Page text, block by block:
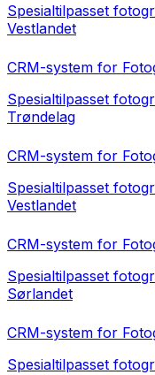
Spesialtilpasset
Vestlandet
CRM-system for
Spesialtilpasset
Trøndelag
CRM-system for
Spesialtilpasset
Vestlandet
CRM-system for
Spesialtilpasset
Sørlandet
CRM-system for
Spesialtilpasset